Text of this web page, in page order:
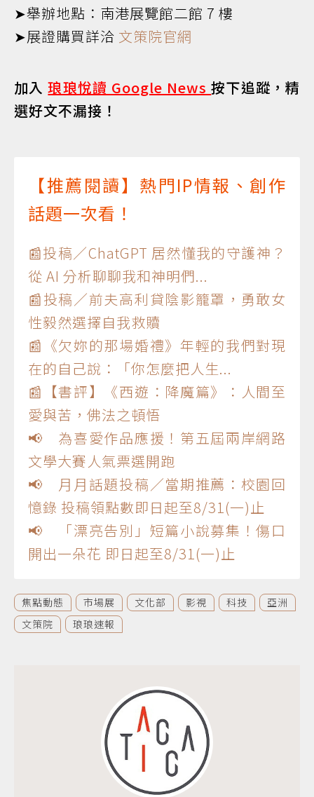
➤舉辦地點：南港展覽館二館 7 樓
➤展證購買詳洽 文策院官網
加入琅琅悅讀 Google News按下追蹤，精
選好文不漏接！
【推薦閱讀】熱門IP情報、創作
話題一次看！
📰投稿／ChatGPT 居然懂我的守護神？
從 AI 分析聊聊我和神明們...
📰投稿／前夫高利貸陰影籠罩，勇敢女
性毅然選擇自我救贖
📰《欠妳的那場婚禮》年輕的我們對現
在的自己說：「你怎麼把人生...
📰【書評】《西遊：降魔篇》：人間至
愛與苦，佛法之頓悟
📢 為喜愛作品應援！第五屆兩岸網路
文學大賽人氣票選開跑
📢 月月話題投稿／當期推薦：校園回
憶錄 投稿領點數即日起至8/31(一)止
📢 「漂亮告別」短篇小說募集！傷口
開出一朵花 即日起至8/31(一)止
焦點動態 市場展 文化部 影視 科技
亞洲
文策院
琅琅速報